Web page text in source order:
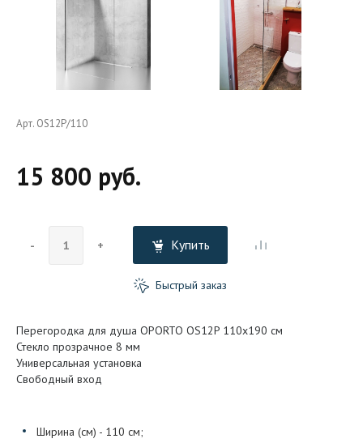
Арт. OS12P/110
15 800 руб.
- + Купить
Быстрый заказ
Перегородка для душа OPORTO OS12P 110x190 см
Стекло прозрачное 8 мм
Универсальная установка
Свободный вход
Ширина (см) - 110 см;